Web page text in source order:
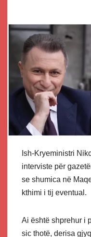
Ish-Kryeministri
interviste për
se shumica në
kthimi i tij eventual.
Ai është shprehur i
sic thotë, derisa